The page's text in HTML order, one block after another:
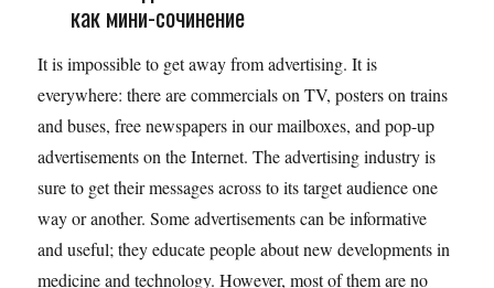
как мини-сочинение
It is impossible to get away from advertising. It is
everywhere: there are commercials on TV, posters on trains
and buses, free newspapers in our mailboxes, and pop-up
advertisements on the Internet. The advertising industry is
sure to get their messages across to its target audience one
way or another. Some advertisements can be informative
and useful; they educate people about new developments in
medicine and technology. However, most of them are no